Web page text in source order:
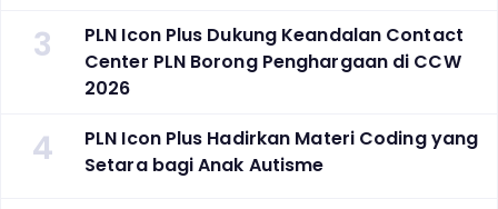
3
PLN Icon Plus Dukung Keandalan Contact
Center PLN Borong Penghargaan di CCW
2026
4
PLN Icon Plus Hadirkan Materi Coding yang
Setara bagi Anak Autisme